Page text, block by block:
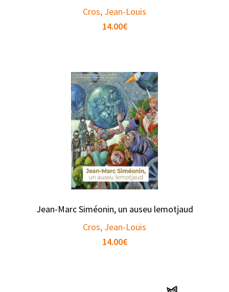
Cros, Jean-Louis
14.00€
Jean-Marc Siméonin, un auseu lemotjaud
Cros, Jean-Louis
14.00€